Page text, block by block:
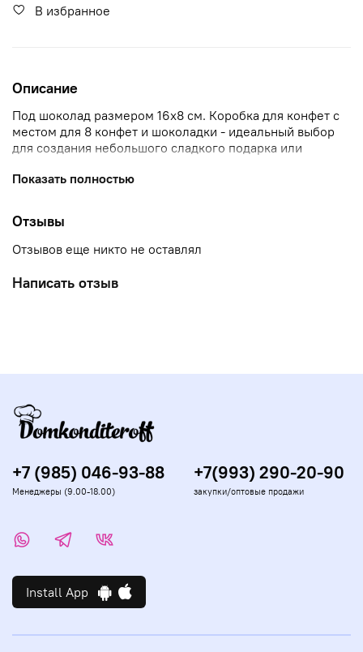
В избранное
Описание
Под шоколад размером 16х8 см. Коробка для конфет с
местом для 8 конфет и шоколадки - идеальный выбор
для создания небольшого сладкого подарка или
Показать полностью
Отзывы
Отзывов еще никто не оставлял
Написать отзыв
Install App
+7 (985) 046-93-88
Менеджеры (9.00-18.00)
+7(993) 290-20-90
закупки/оптовые продажи